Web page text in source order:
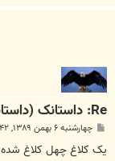
Re: داستانک (داستانهای کوتاه)
پ
ت
چهارشنبه ۶ بهمن ۱۳۸۹, ۱۱:۴۲ ب.ظ
یک کلاغ چهل کلاغ